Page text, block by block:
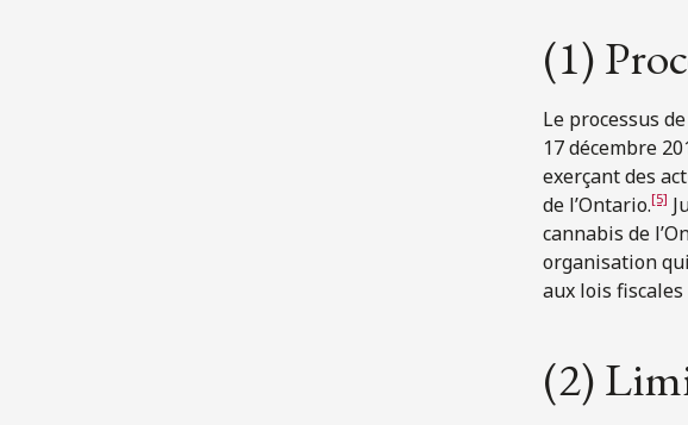
(1)
Le processus
17 décembre
exerçant des
de l’Ontario.[5]
cannabis de
organisation
aux lois
(2)